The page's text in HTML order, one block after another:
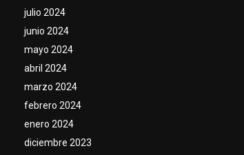
julio 2024
junio 2024
mayo 2024
abril 2024
marzo 2024
febrero 2024
enero 2024
diciembre 2023